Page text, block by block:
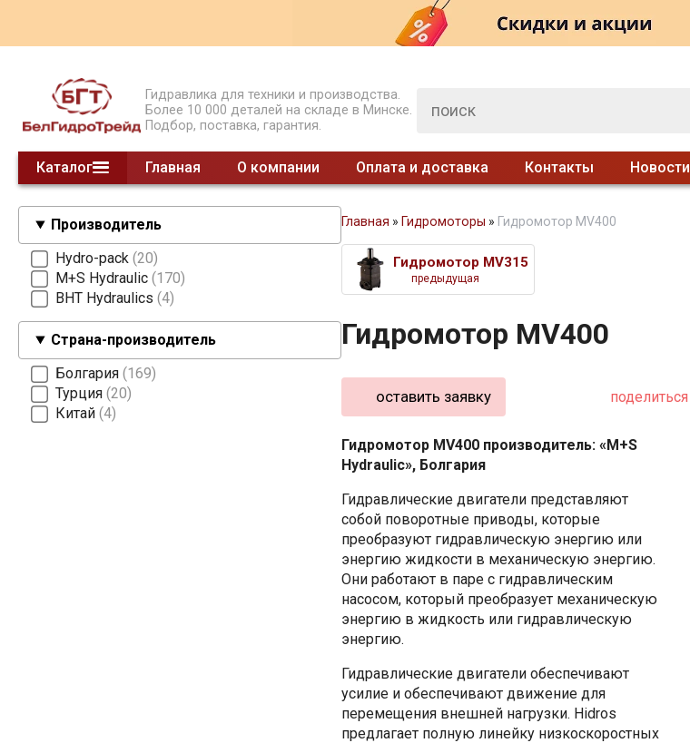
Гидравлика для техники и производства.
Более 10 000 деталей на складе в Минске.
Подбор, поставка, гарантия.
Каталог Главная О компании Оплата и доставка Контакты Новости
Производитель
Hydro-pack 20
M+S Hydraulic 170
BHT Hydraulics 4
Страна-производитель
Болгария 169
Турция 20
Китай 4
Главная » Гидромоторы » Гидромотор MV400
Гидромотор MV315
предыдущая
Гидромотор MV400
оставить заявку поделиться
Гидромотор MV400 производитель: «M+S
Hydraulic», Болгария
Гидравлические двигатели представляют
собой поворотные приводы, которые
преобразуют гидравлическую энергию или
энергию жидкости в механическую энергию.
Они работают в паре с гидравлическим
насосом, который преобразует механическую
энергию в жидкость или гидравлическую
энергию.
Гидравлические двигатели обеспечивают
усилие и обеспечивают движение для
перемещения внешней нагрузки. Hidros
предлагает полную линейку низкоскоростных